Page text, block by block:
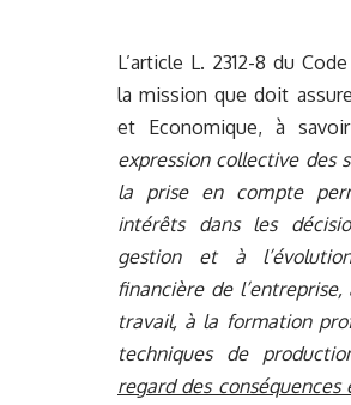
L’article L. 2312-8 du
la mission que doit
et Economique, à
expression collective des
la prise en compte
intérêts dans les
gestion et à
financière de l’entreprise,
travail, à la formation
techniques de
regard des conséquences